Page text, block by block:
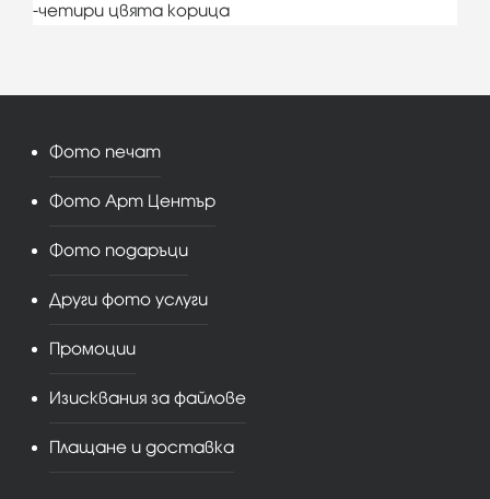
-четири цвята корица
Фото печат
Фото Арт Център
Фото подаръци
Други фото услуги
Промоции
Изисквания за файлове
Плащане и доставка